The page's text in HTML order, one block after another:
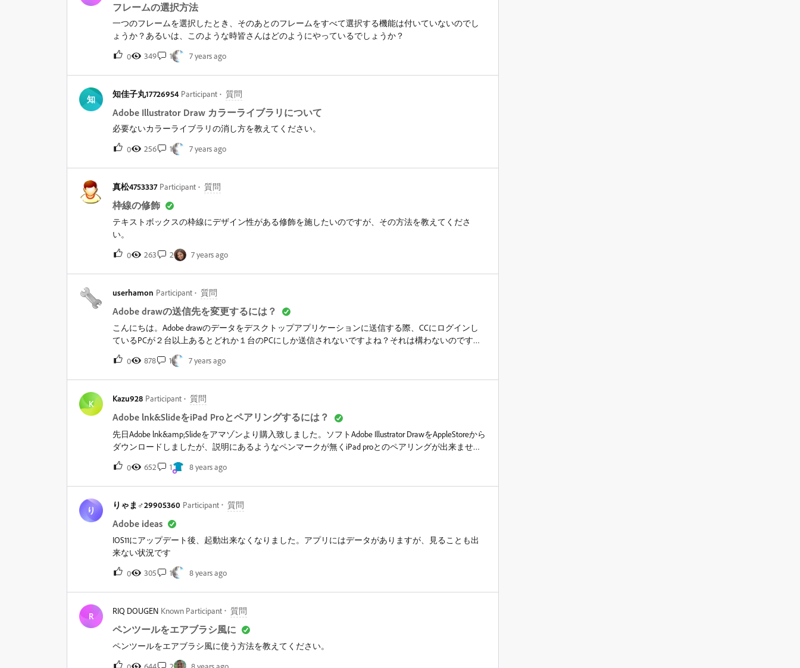
フレームの選択方法
一つのフレームを選択したとき、そのあとのフレームをすべて選択する機能は付いていないのでし
ょうか？あるいは、このような時皆さんはどのようにやっているでしょうか？
0 349 1 7 years ago
知
知佳子丸17726954 Participant 質問
Adobe Illustrator Draw カラーライブラリについて
必要ないカラーライブラリの消し方を教えてください。
0 256 1 7 years ago
真松4753337 Participant 質問
枠線の修飾
テキストボックスの枠線にデザイン性がある修飾を施したいのですが、その方法を教えてくださ
い。
0 263 2 7 years ago
userhamon Participant 質問
Adobe drawの送信先を変更するには？
こんにちは。Adobe drawのデータをデスクトップアプリケーションに送信する際、CCにログインし
ているPCが２台以上あるとどれか１台のPCにしか送信されないですよね？それは構わないのです
が、送信先のPCを変更するにはどうしたらよいでしょうか？PC/iPad双方の再起動、送信してほしく
ないPCのCCログアウト、wi-fi切ったり...いずれも関係ないようで、意地でも送ってほしくないPCの方
に送ってきます。。。
0 878 1 7 years ago
K
Kazu928 Participant 質問
Adobe lnk&SlideをiPad Proとペアリングするには？
先日Adobe lnk&amp;Slideをアマゾンより購入致しました。ソフトAdobe Illustrator DrawをAppleStoreから
ダウンロードしましたが、説明にあるようなペンマークが無くiPad proとのペアリングが出来ませ
ん。対処法を教えて下さい。よろしくお願いいたします。
0
652 1 8 years ago
り
りゃま♂29905360 Participant 質問
Adobe ideas
IOS11にアップデート後、起動出来なくなりました。アプリにはデータがありますが、見ることも出
来ない状況です
0 305 1 8 years ago
R
RIQ DOUGEN Known Participant 質問
ペンツールをエアブラシ風に
ペンツールをエアブラシ風に使う方法を教えてください。
644 2 8 years ago